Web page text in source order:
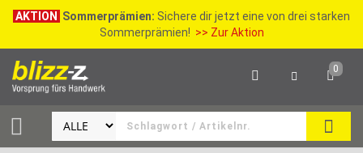
AKTION Sommerprämien: Sichere dir jetzt eine von drei starken
Sommerprämien! >> Zur Aktion
0